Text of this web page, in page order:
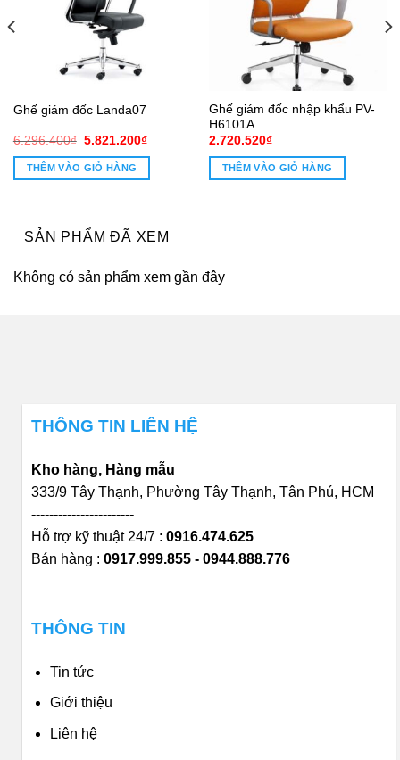
Ghế giám đốc Landa07
6.296.400₫ Giá
là:
6.296.400₫.
5.821.200₫Giá
THÊM VÀO GIỎ HÀNG
Ghế giám đốc nhập khẩu PV-
H6101A
2.720.520₫
THÊM VÀO GIỎ HÀNG
SẢN PHẨM ĐÃ XEM
Không có sản phẩm xem gần đây
THÔNG TIN LIÊN HỆ
Kho hàng, Hàng mẫu
333/9 Tây Thạnh, Phường Tây Thạnh, Tân Phú, HCM
-----------------------
Hỗ trợ kỹ thuật 24/7 : 0916.474.625
Bán hàng : 0917.999.855 - 0944.888.776
THÔNG TIN
Tin tức
Giới thiệu
Liên hệ